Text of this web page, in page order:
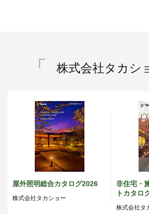
株式会社タカシ
屋外照明総合カタログ2026
株式会社タカショー
非住宅・
トカタロ
株式会社タ